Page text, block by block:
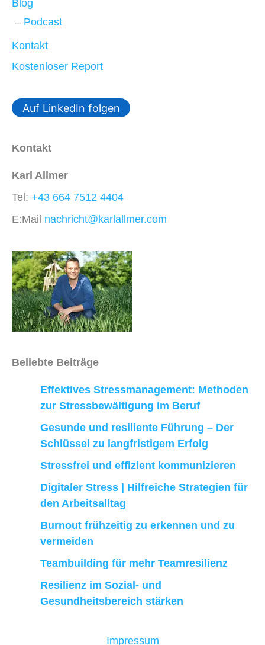
Blog
Podcast
Kontakt
Kostenloser Report
Auf LinkedIn folgen
Kontakt
Karl Allmer
Tel: +43 664 7512 4404
E:Mail nachricht@karlallmer.com
Beliebte Beiträge
Effektives Stressmanagement: Methoden
zur Stressbewältigung im Beruf
Gesunde und resiliente Führung – Der
Schlüssel zu langfristigem Erfolg
Stressfrei und effizient kommunizieren
Digitaler Stress | Hilfreiche Strategien für
den Arbeitsalltag
Burnout frühzeitig zu erkennen und zu
vermeiden
Teambuilding für mehr Teamresilienz
Resilienz im Sozial- und
Gesundheitsbereich stärken
Impressum